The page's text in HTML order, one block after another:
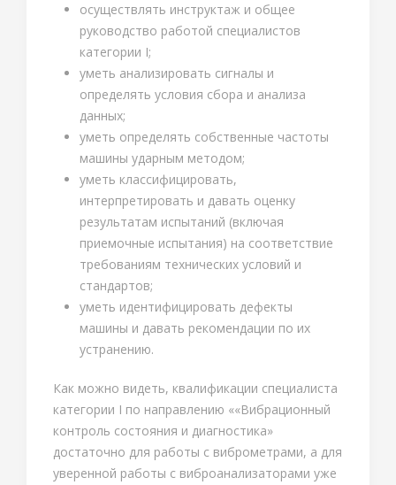
осуществлять инструктаж и общее
руководство работой специалистов
категории I;
уметь анализировать сигналы и
определять условия сбора и анализа
данных;
уметь определять собственные частоты
машины ударным методом;
уметь классифицировать,
интерпретировать и давать оценку
результатам испытаний (включая
приемочные испытания) на соответствие
требованиям технических условий и
стандартов;
уметь идентифицировать дефекты
машины и давать рекомендации по их
устранению.
Как можно видеть, квалификации специалиста
категории I по направлению ««Вибрационный
контроль состояния и диагностика»
достаточно для работы с виброметрами, а для
уверенной работы с виброанализаторами уже